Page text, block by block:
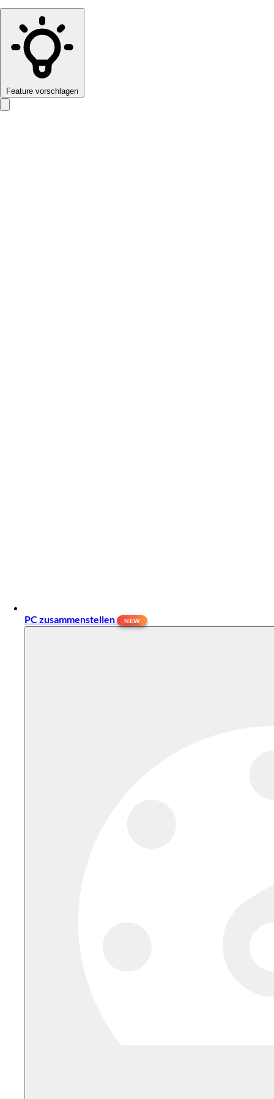
Feature vorschlagen
PC zusammenstellen NEW